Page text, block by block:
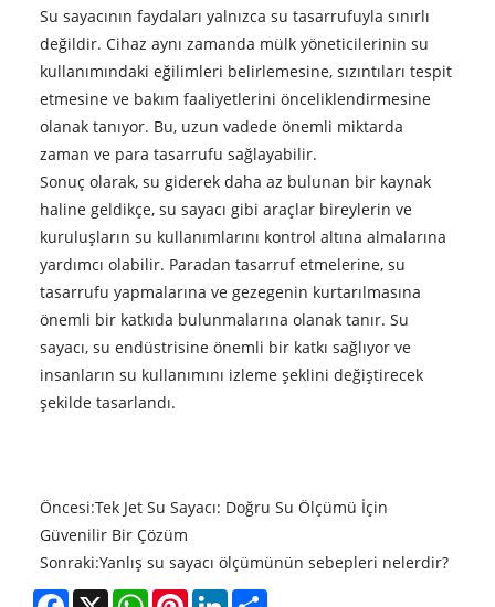
Su sayacının faydaları yalnızca su tasarrufuyla sınırlı
değildir. Cihaz aynı zamanda mülk yöneticilerinin su
kullanımındaki eğilimleri belirlemesine, sızıntıları tespit
etmesine ve bakım faaliyetlerini önceliklendirmesine
olanak tanıyor. Bu, uzun vadede önemli miktarda
zaman ve para tasarrufu sağlayabilir.
Sonuç olarak, su giderek daha az bulunan bir kaynak
haline geldikçe, su sayacı gibi araçlar bireylerin ve
kuruluşların su kullanımlarını kontrol altına almalarına
yardımcı olabilir. Paradan tasarruf etmelerine, su
tasarrufu yapmalarına ve gezegenin kurtarılmasına
önemli bir katkıda bulunmalarına olanak tanır. Su
sayacı, su endüstrisine önemli bir katkı sağlıyor ve
insanların su kullanımını izleme şeklini değiştirecek
şekilde tasarlandı.
Öncesi:Tek Jet Su Sayacı: Doğru Su Ölçümü İçin
Güvenilir Bir Çözüm
Sonraki:Yanlış su sayacı ölçümünün sebepleri nelerdir?
Facebook
X WhatsAppPinterestLinkedInShare